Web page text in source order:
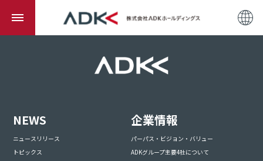
NEWS
ニュースリリース
トピックス
企業情報
パーパス・ビジョン・バリュー
ADKグループ主要4社について